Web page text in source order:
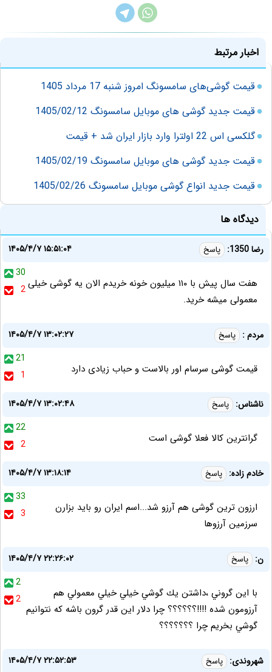
اخبار مرتبط
قیمت گوشی‌های سامسونگ امروز شنبه 17 مرداد 1405
قیمت جدید گوشی های موبایل سامسونگ 1405/02/12
گلکسی اس 22 اولترا وارد بازار ایران شد + قیمت
قیمت جدید گوشی های موبایل سامسونگ 1405/02/19
قیمت جدید انواع گوشی موبایل سامسونگ 1405/02/26
دیدگاه ها
رضا 1350: پاسخ
۱۴۰۵/۴/۷ ۱۵:۵۱:۰۴
30
2هفت سال پیش با ۱۱۰ میلیون خونه خریدم الان یه گوشی خیلی
معمولی میشه خرید.
مردم : پاسخ
۱۴۰۵/۴/۷ ۱۳:۰۲:۲۷
21
1
قیمت گوشی سرسام اور بالاست و حباب زیادی دارد
ناشناس: پاسخ
۱۴۰۵/۴/۷ ۱۳:۰۲:۴۸
22
2
گرانترین کالا فعلا گوشی است
خادم زاده: پاسخ
۱۴۰۵/۴/۷ ۱۳:۱۸:۱۴
33
3
ارزون ترین گوشی هم آرزو شد...اسم ایران رو باید بزارن
سرزمین آرزوها
ن: پاسخ
۱۴۰۵/۴/۷ ۲۲:۲۶:۰۲
2
2
با اين گروني ،داشتن يك گوشي خيلي خيلي معمولي هم
آرزومون شده !!!!؟؟؟؟؟؟ چرا دلار اين قدر گرون باشه كه نتوانيم
گوشي بخريم چرا ؟؟؟؟؟؟؟
شهروندی: پاسخ
۱۴۰۵/۴/۷ ۲۲:۵۲:۵۳